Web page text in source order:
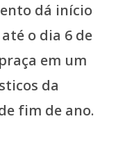
dá início
o dia 6 de
em um
da
fim de ano.